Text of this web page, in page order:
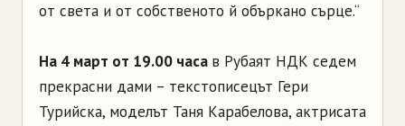
от света и от собственото й объркано сърце.“
На 4 март от 19.00 часа в Рубаят НДК седем
прекрасни дами – текстописецът Гери
Турийска, моделът Таня Карабелова, актрисата